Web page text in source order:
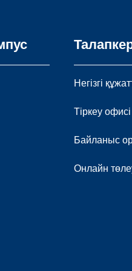
Негізгі
Тіркеу офисі
Байланыс
Онлайн